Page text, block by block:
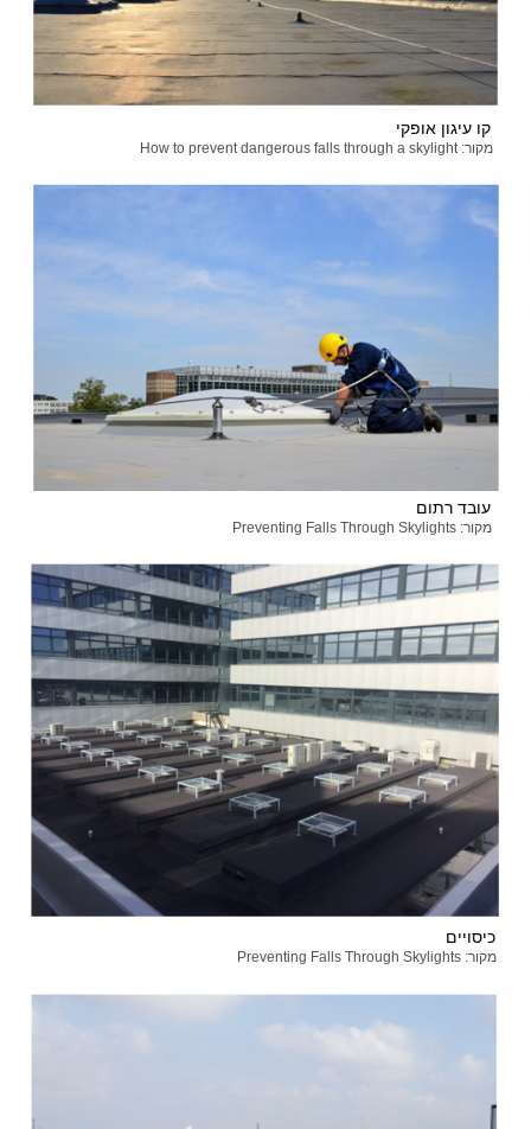
קו עיגון אופקי
מקור: How to prevent dangerous falls through a skylight
עובד רתום
מקור: Preventing Falls Through Skylights
כיסויים
מקור: Preventing Falls Through Skylights